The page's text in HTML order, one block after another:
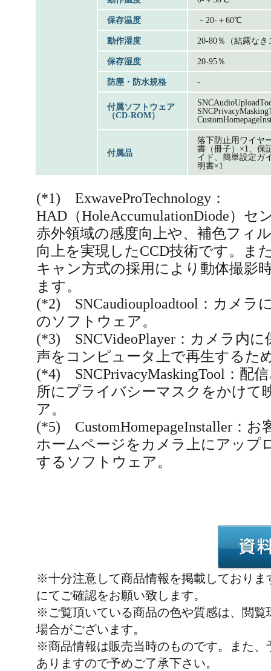
保存温度 －20-＋60℃
動作湿度 20-80％（結露なき
保存湿度 20-95％
防塵・防水規格 -
付属ソフトウェア
（CD-ROM）
付属品
落下防止用ワイヤ
書（冊子）×1、保
イド、簡単設定ガ
明書×1
(*1) ExwaveProTechnology：
HAD（HoleAccumulationDiode）セ
赤外領域の感度向上や、補色フィ
向上を実現したCCD技術です。ま
キャン方式の採用により動体撮影
ます。
(*2) SNCaudiouploadtool：カメラ
のソフトウェア。
(*3) SNCVideoPlayer：カメラ内
声をコンピュータ上で再生するた
(*4) SNCPrivacyMaskingTool：配
所にプライバシーマスクをかけて
ア。
(*5) CustomHomepageInstaller：お
ホームページをカメラ上にアップ
するソフトウェア。
※十分注意して商品情報を掲載しておりま
にてご確認をお願い致します。
※ご覧頂いている商品の色や質感は、閲覧
場合がございます。
※商品情報は販売当時のものです。また、
ありますので予めご了承下さい。